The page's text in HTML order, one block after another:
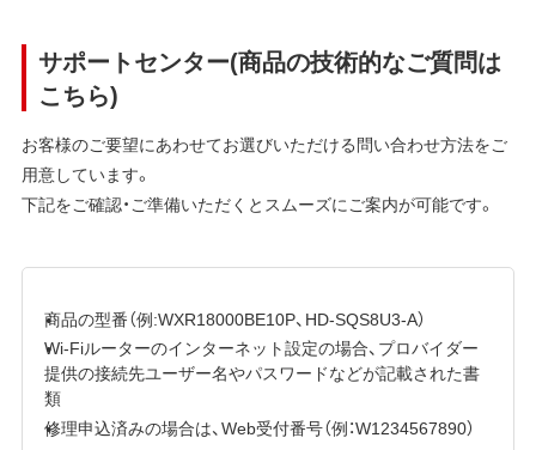
サポートセンター(商品の技術的なご質問は
こちら)
お客様のご要望にあわせてお選びいただける問い合わせ方法をご
用意しています。
下記をご確認・ご準備いただくとスムーズにご案内が可能です。
商品の型番（例:WXR18000BE10P、HD-SQS8U3-A）
Wi-Fiルーターのインターネット設定の場合、プロバイダー
提供の接続先ユーザー名やパスワードなどが記載された書
類
修理申込済みの場合は、Web受付番号（例：W1234567890）